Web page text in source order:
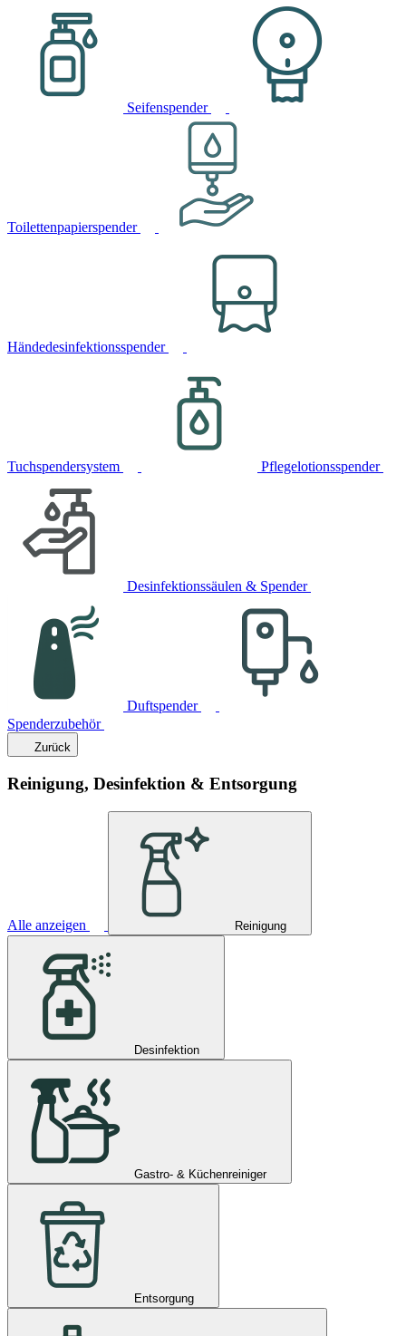
Seifenspender
Toilettenpapierspender
Händedesinfektionsspender
Tuchspendersystem Pflegelotionsspender
Desinfektionssäulen & Spender
Duftspender
Spenderzubehör
Zurück
Reinigung, Desinfektion & Entsorgung
Alle anzeigen Reinigung
Desinfektion
Gastro- & Küchenreiniger
Entsorgung